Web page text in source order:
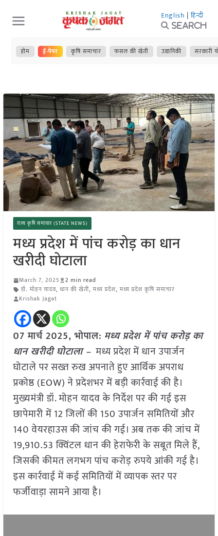
Skip
to
content
English | हिन्दी
Search
होम ई-पेपर कृषि समाचार फसल की खेती उद्यानिकी सरकारी
राज्य कृषि समाचार (STATE NEWS)
मध्य प्रदेश में पांच करोड़ का धान
खरीदी घोटाला
March 7, 2025
2 min read
डॉ. मोहन यादव, धान की खेती, मध्य प्रदेश, मध्य प्रदेश कृषि समाचार
Krishak Jagat
07 मार्च 2025, भोपाल: मध्य प्रदेश में पांच करोड़ का
धान खरीदी घोटाला –मध्य प्रदेश में धान उपार्जन
घोटाले पर सख्त रुख अपनाते हुए आर्थिक अपराध
प्रकोष्ठ (EOW) ने प्रदेशभर में बड़ी कार्रवाई की है।
मुख्यमंत्री डॉ. मोहन यादव के निर्देश पर की गई इस
छापेमारी में 12 जिलों की 150 उपार्जन समितियों और
140 वेयरहाउस की जांच की गई। अब तक की जांच में
19,910.53 क्विंटल धान की हेराफेरी के सबूत मिले हैं,
जिसकी कीमत लगभग पांच करोड़ रुपये आंकी गई है।
इस कार्रवाई में कई समितियों में व्यापक स्तर पर
फर्जीवाड़ा सामने आया है।